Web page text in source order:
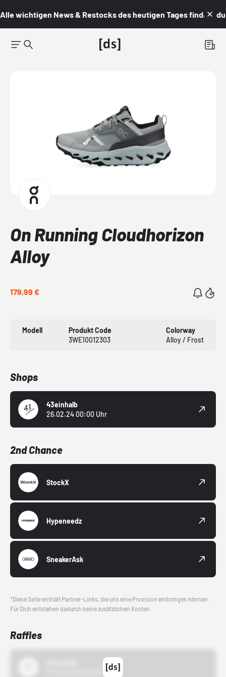
Alle wichtigen News & Restocks des heutigen Tages findest du
On Running Cloudhorizon
Alloy
179,99 €
Modell
Produkt Code
3WE10012303
Colorway
Alloy / Frost
Shops
43einhalb
26.02.24 00:00 Uhr
2nd Chance
StockX
Hypeneedz
SneakerAsk
*Diese Seite enthält Partner-Links, die uns eine Provision einbringen können.
Für Dich entstehen dadurch keine zusätzlichen Kosten.
Raffles